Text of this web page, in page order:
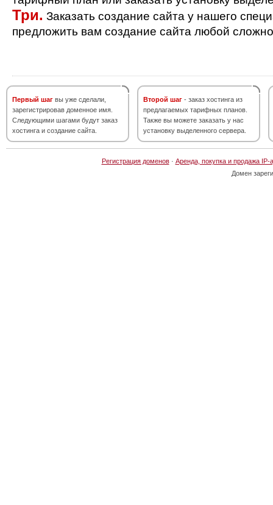
Три. Заказать создание сайта у нашего
предложить вам создание сайта любой
Первый шаг вы уже сделали,
зарегистрировав доменное имя.
Следующими шагами будут заказ
хостинга и создание сайта.
Второй шаг - заказ хостинга из
предлагаемых тарифных планов.
Также вы можете заказать у нас
установку выделенного сервера.
Регистрация доменов· Аренда, покупка и продажа IP-
Домен